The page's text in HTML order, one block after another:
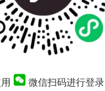
微信扫码进行登录